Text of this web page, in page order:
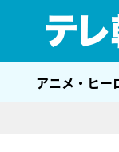
アニメ・ヒー